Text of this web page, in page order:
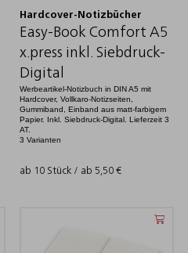
Hardcover-Notizbücher
Easy-Book Comfort A5
x.press inkl. Siebdruck-
Digital
Werbeartikel-Notizbuch in DIN A5 mit
Hardcover, Vollkaro-Notizseiten,
Gummiband, Einband aus matt-farbigem
Papier. Inkl. Siebdruck-Digital. Lieferzeit 3
AT.
3 Varianten
ab 10 Stück / ab 5,50 €